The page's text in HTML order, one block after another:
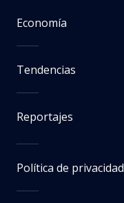
Economía
Tendencias
Reportajes
Política de privacidad